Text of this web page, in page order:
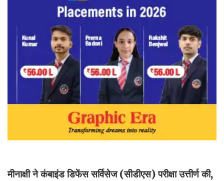
मीनाक्षी ने कंबाइंड डिफेंस सर्विसेज (सीडीएस) परीक्षा उत्तीर्ण की,